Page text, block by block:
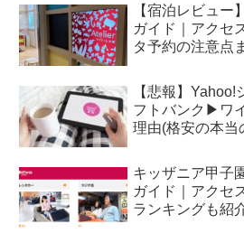
【宿泊レビュー
ガイド｜アクセ
タ予約の注意点
【悲報】
フトバンク▶︎ワ
理由(格安の本当
キッザニア甲子
ガイド｜アクセ
ランキングも紹